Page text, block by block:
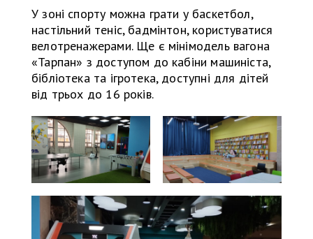
У зоні спорту можна грати у баскетбол,
настільний теніс, бадмінтон, користуватися
велотренажерами. Ще є мінімодель вагона
«Тарпан» з доступом до кабіни машиніста,
бібліотека та ігротека, доступні для дітей
від трьох до 16 років.